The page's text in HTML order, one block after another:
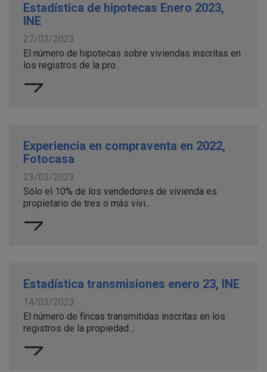
Estadística de hipotecas Enero 2023,
INE
27/03/2023
El número de hipotecas sobre viviendas inscritas en
los registros de la pro...
Experiencia en compraventa en 2022,
Fotocasa
23/03/2023
Sólo el 10% de los vendedores de vivienda es
propietario de tres o más vivi...
Estadística transmisiones enero 23, INE
14/03/2023
El número de fincas transmitidas inscritas en los
registros de la propiedad...